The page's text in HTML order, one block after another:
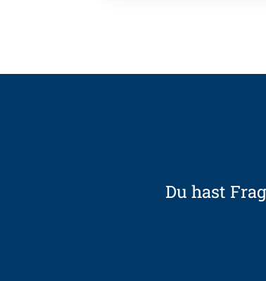
Du hast